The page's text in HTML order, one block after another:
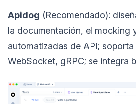
Apidog (Recomendado):
la documentación, el mocking
automatizadas de API; soporta
WebSocket, gRPC; se integra